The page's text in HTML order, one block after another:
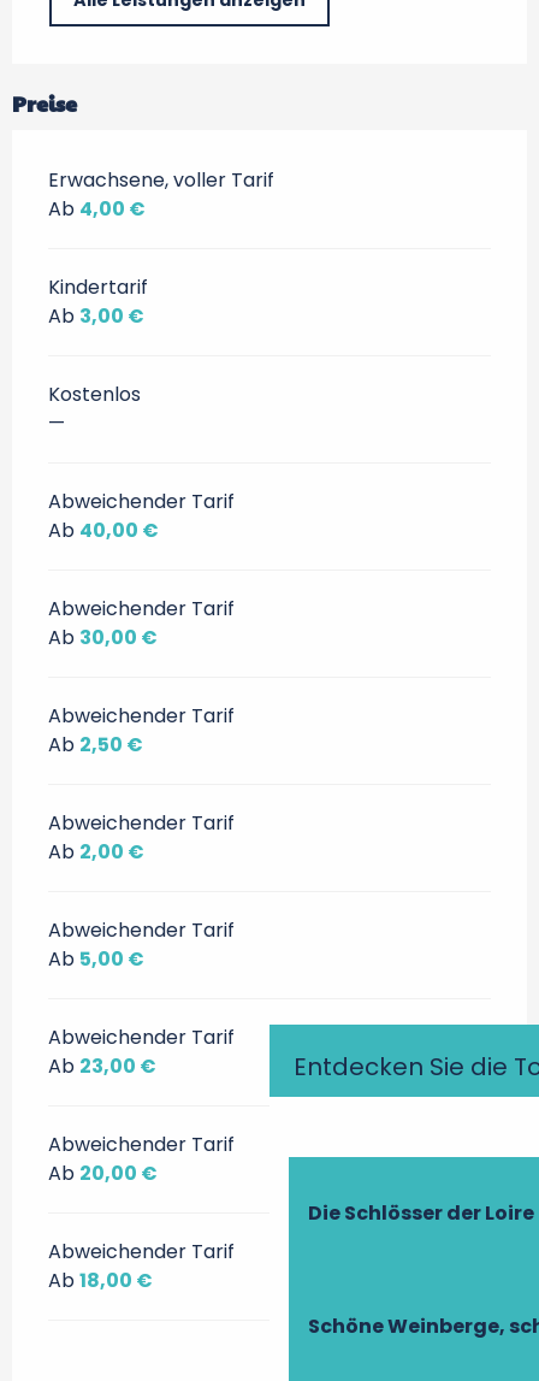
Entdecken Sie die
Die Schlösser der Loire
Schöne Weinberge,
Preise
Erwachsene, voller Tarif
Ab 4,00 €
Kindertarif
Ab 3,00 €
Kostenlos
—
Abweichender Tarif
Ab 40,00 €
Abweichender Tarif
Ab 30,00 €
Abweichender Tarif
Ab 2,50 €
Abweichender Tarif
Ab 2,00 €
Abweichender Tarif
Ab 5,00 €
Abweichender Tarif
Ab 23,00 €
Abweichender Tarif
Ab 20,00 €
Abweichender Tarif
Ab18,00 €